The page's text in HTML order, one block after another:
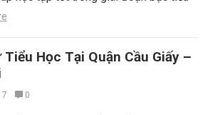
Tiểu Học Tại Quận Cầu Giấy –
0